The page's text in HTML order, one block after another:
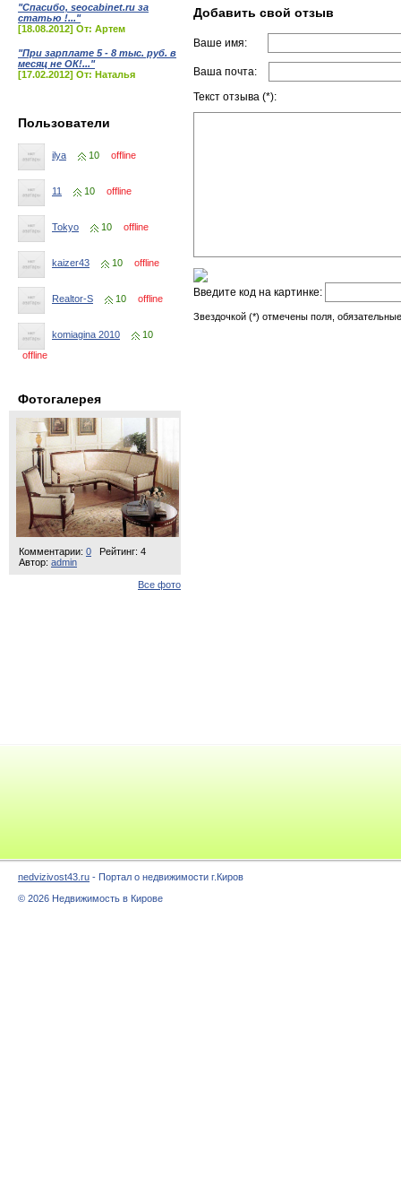
"Спасибо, seocabinet.ru за
статью !..."
[18.08.2012] От: Артем
"При зарплате 5 - 8 тыс. руб. в
месяц не ОК!..."
[17.02.2012] От: Наталья
Пользователи
ilya 10 offline
11 10 offline
Tokyo 10 offline
kaizer43 10 offline
Realtor-S 10 offline
komiagina 2010
10
offline
Фотогалерея
Комментарии: 0
Рейтинг: 4
Автор: admin
Все фото
Добавить свой отзыв
Ваше имя:
Ваша почта:
Текст отзыва (*):
Введите код на картинке:
Звездочкой (*) отмечены поля,
nedvizivost43.ru - Портал о недвижимости г.Киров
© 2026 Недвижимость в Кирове